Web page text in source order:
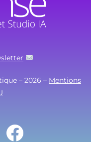
– 2026 – Mentions